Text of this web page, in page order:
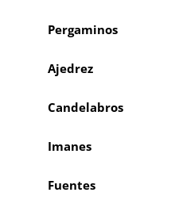
Pergaminos
Ajedrez
Candelabros
Imanes
Fuentes